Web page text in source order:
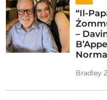
“Il-
–
Bradley